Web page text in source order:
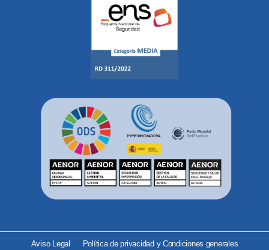
Aviso Legal
Política de privacidad y Condiciones generales